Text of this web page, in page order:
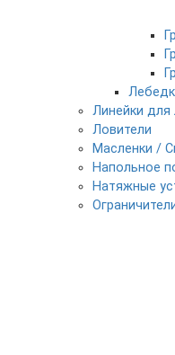
Линейки
Ловители
Масленки /
Напольное
Натяжные